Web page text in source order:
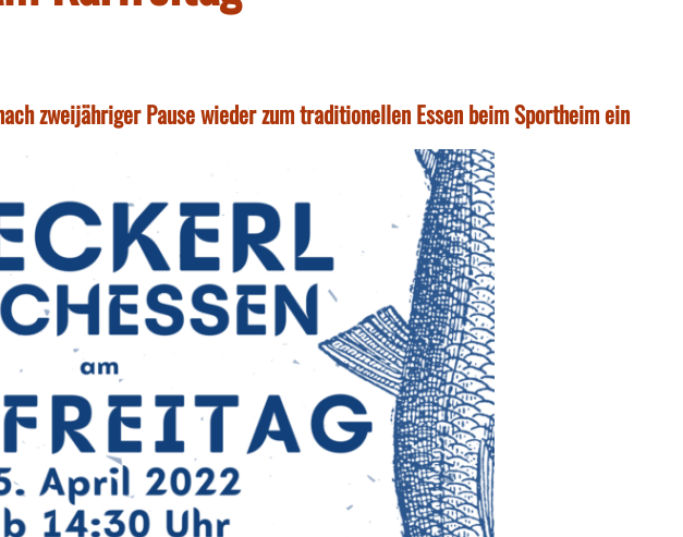
zweijähriger Pause wieder zum traditionellen Essen beim Sportheim ein